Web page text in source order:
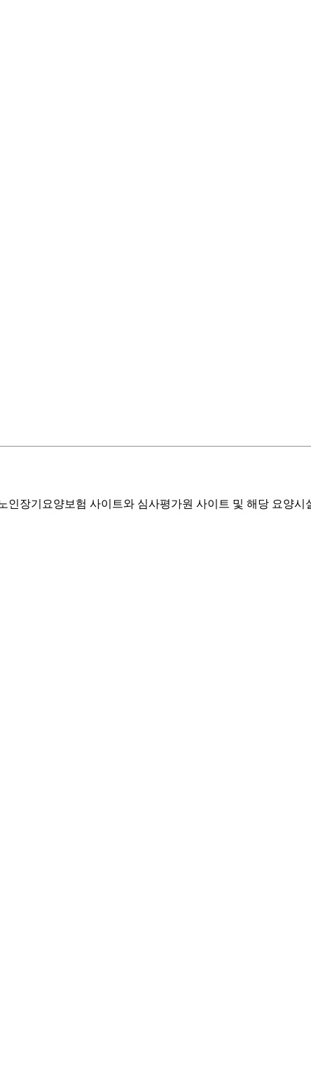
장기요양보험 사이트와 심사평가원 사이트 및 해당 요양